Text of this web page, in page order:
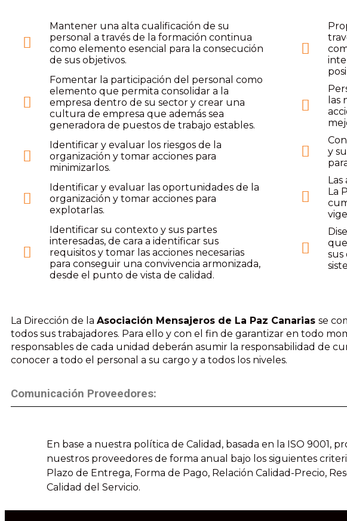
Mantener una alta cualificación de su
personal a través de la formación continua
como elemento esencial para la consecución
de sus objetivos.
Fomentar la participación del personal como
elemento que permita consolidar a la
empresa dentro de su sector y crear una
cultura de empresa que además sea
generadora de puestos de trabajo estables.
Identificar y evaluar los riesgos de la
organización y tomar acciones para
minimizarlos.
Identificar y evaluar las oportunidades de la
organización y tomar acciones para
explotarlas.
Identificar su contexto y sus partes
interesadas, de cara a identificar sus
requisitos y tomar las acciones necesarias
para conseguir una convivencia armonizada,
desde el punto de vista de calidad.
las
y
Las
La
sus
La Dirección de la Asociación Mensajeros de La Paz Canarias se
todos sus trabajadores. Para ello y con el fin de garantizar en todo
responsables de cada unidad deberán asumir la responsabilidad de
conocer a todo el personal a su cargo y a todos los niveles.
Comunicación Proveedores:
En base a nuestra política de Calidad, basada en la ISO 9001,
nuestros proveedores de forma anual bajo los siguientes
Plazo de Entrega, Forma de Pago, Relación Calidad-Precio,
Calidad del Servicio.